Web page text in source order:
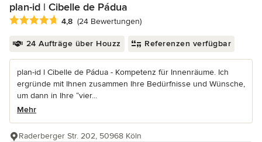
plan-id | Cibelle de Pádua
Durchschnittliche Bewertung: 4.8 von 5 Sternen
4,8 (24 Bewertungen)
24 Aufträge über Houzz Referenzen verfügbar
plan-id l Cibelle de Pádua - Kompetenz für Innenräume. Ich
ergründe mit Ihnen zusammen Ihre Bedürfnisse und Wünsche,
um dann in Ihre “vier...
Mehr
Raderberger Str. 202, 50968 Köln